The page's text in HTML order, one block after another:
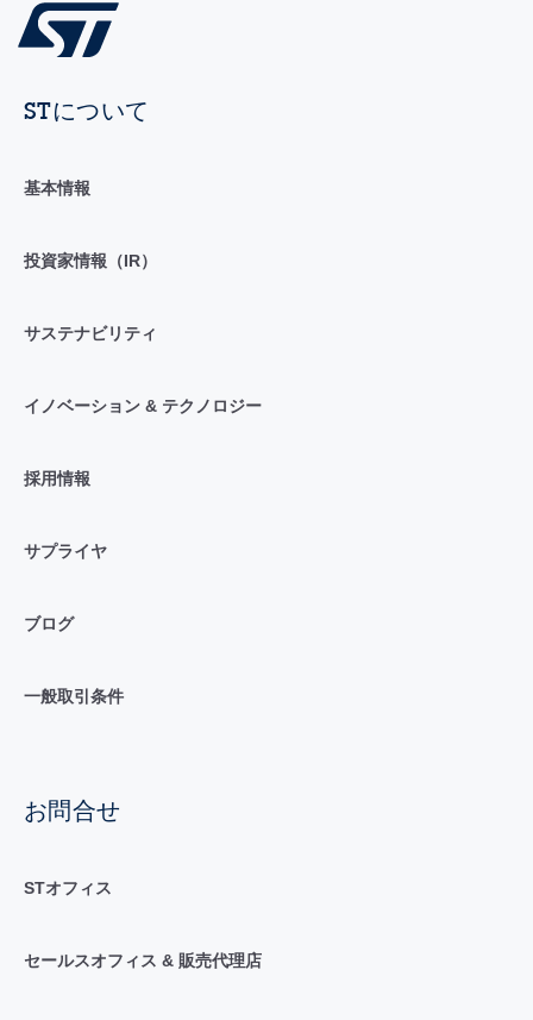
STについて
基本情報
投資家情報（IR）
サステナビリティ
イノベーション & テクノロジー
採用情報
サプライヤ
ブログ
一般取引条件
お問合せ
STオフィス
セールスオフィス & 販売代理店